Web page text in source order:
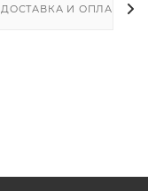
ДОСТАВКА И ОПЛАТА